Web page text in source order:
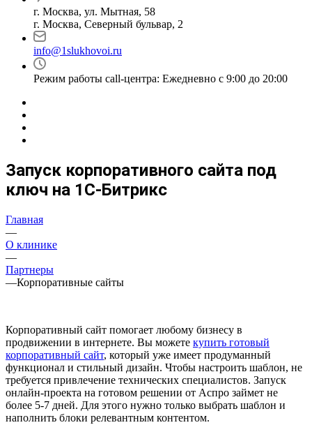
г. Москва, ул. Мытная, 58
г. Москва, Северный бульвар, 2
info@1slukhovoi.ru
Режим работы call-центра: Ежедневно с 9:00 до 20:00
Запуск корпоративного сайта под
ключ на 1С-Битрикс
Главная
—
О клинике
—
Партнеры
—Корпоративные сайты
Корпоративный сайт помогает любому бизнесу в
продвижении в интернете. Вы можете купить готовый
корпоративный сайт, который уже имеет продуманный
функционал и стильный дизайн. Чтобы настроить шаблон, не
требуется привлечение технических специалистов. Запуск
онлайн-проекта на готовом решении от Аспро займет не
более 5-7 дней. Для этого нужно только выбрать шаблон и
наполнить блоки релевантным контентом.